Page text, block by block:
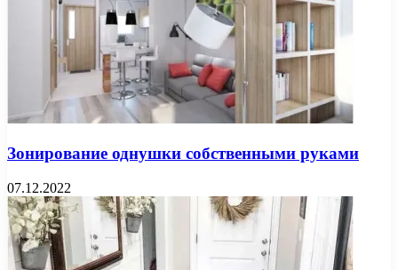
Зонирование однушки собственными руками
07.12.2022